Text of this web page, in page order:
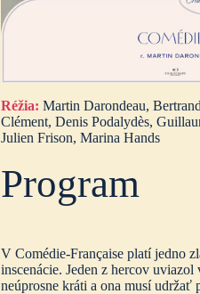
Réžia: Martin Darondeau,
Clément, Denis Podalydès,
Julien Frison, Marina Hands
Program
V Comédie-Française platí jedno
inscenácie. Jeden z hercov uviazol
neúprosne kráti a ona musí udržať